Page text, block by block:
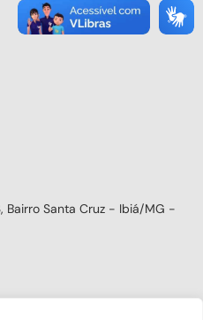
Bairro Santa Cruz - Ibiá/MG -